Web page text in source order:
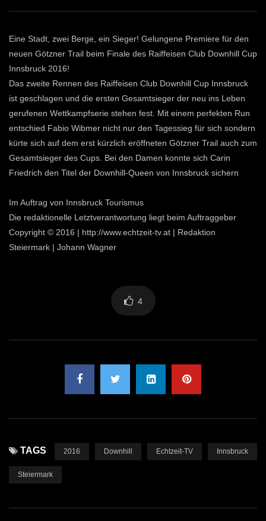
Eine Stadt, zwei Berge, ein Sieger! Gelungene Premiere für den
neuen Götzner Trail beim Finale des Raiffeisen Club Downhill Cup
Innsbruck 2016!
Das zweite Rennen des Raiffeisen Club Downhill Cup Innsbruck
ist geschlagen und die ersten Gesamtsieger der neu ins Leben
gerufenen Wettkampfserie stehen fest. Mit einem perfekten Run
entschied Fabio Wibmer nicht nur den Tagessieg für sich sondern
kürte sich auf dem erst kürzlich eröffneten Götzner Trail auch zum
Gesamtsieger des Cups. Bei den Damen konnte sich Carin
Friedrich den Titel der Downhill-Queen von Innsbruck sichern
Im Auftrag von Innsbruck Tourismus
Die redaktionelle Letztverantwortung liegt beim Auftraggeber
Copyright © 2016 | http://www.echtzeit-tv.at | Redaktion
Steiermark | Johann Wagner
4
TAGS 2016 Downhill Echtzeit-TV Innsbruck
Steiermark